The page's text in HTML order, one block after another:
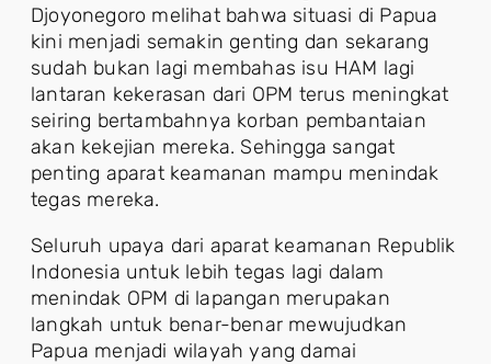
Djoyonegoro melihat bahwa situasi di Papua
kini menjadi semakin genting dan sekarang
sudah bukan lagi membahas isu HAM lagi
lantaran kekerasan dari OPM terus meningkat
seiring bertambahnya korban pembantaian
akan kekejian mereka. Sehingga sangat
penting aparat keamanan mampu menindak
tegas mereka.
Seluruh upaya dari aparat keamanan Republik
Indonesia untuk lebih tegas lagi dalam
menindak OPM di lapangan merupakan
langkah untuk benar-benar mewujudkan
Papua menjadi wilayah yang damai